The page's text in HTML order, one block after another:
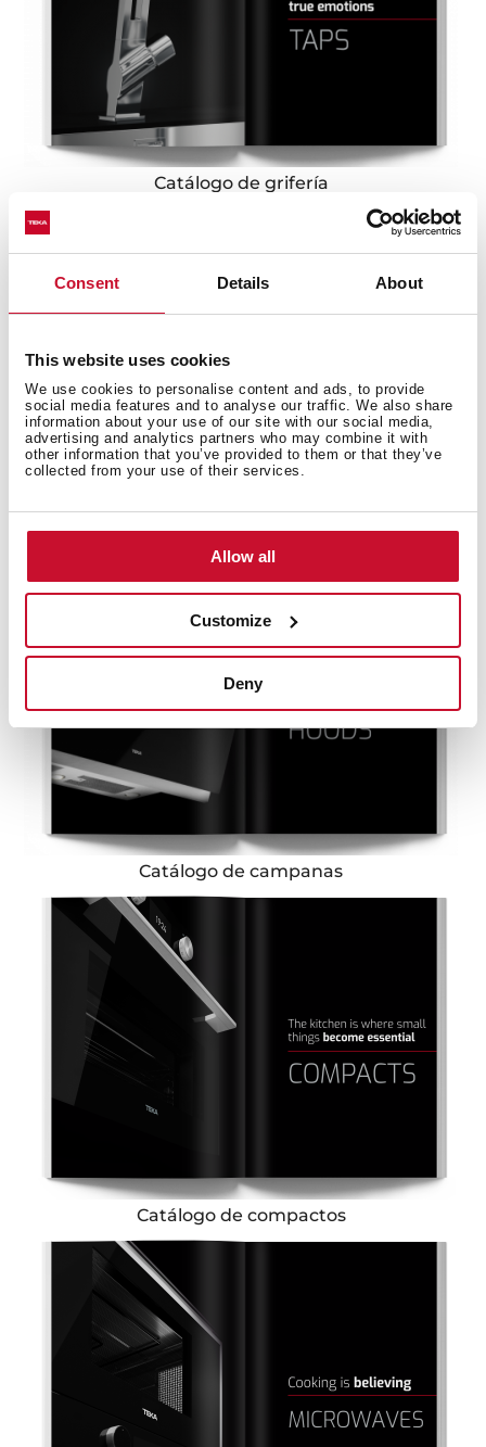
Consent Details About
This website uses cookies
We use cookies to personalise content and ads, to provide
social media features and to analyse our traffic. We also share
information about your use of our site with our social media,
advertising and analytics partners who may combine it with
other information that you’ve provided to them or that they’ve
collected from your use of their services.
Allow all
Customize
Deny
Catálogo de grifería
Catálogo de hornos
Catálogo de campanas
Catálogo de compactos